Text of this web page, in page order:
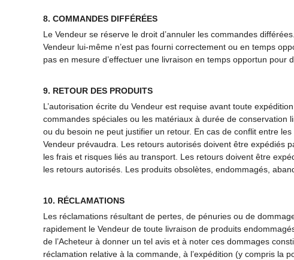
8. COMMANDES DIFFÉRÉES
Le Vendeur se réserve le droit d’annuler les commandes
Vendeur lui-même n’est pas fourni correctement ou en temps
pas en mesure d’effectuer une livraison en temps opportun
9. RETOUR DES PRODUITS
L’autorisation écrite du Vendeur est requise avant toute
commandes spéciales ou les matériaux à durée de conservation
ou du besoin ne peut justifier un retour. En cas de conflit entre
Vendeur prévaudra. Les retours autorisés doivent être expédiés
les frais et risques liés au transport. Les retours doivent être
les retours autorisés. Les produits obsolètes, endommagés,
10. RÉCLAMATIONS
Les réclamations résultant de pertes, de pénuries ou de
rapidement le Vendeur de toute livraison de produits
de l’Acheteur à donner un tel avis et à noter ces dommages
réclamation relative à la commande, à l’expédition (y compris la